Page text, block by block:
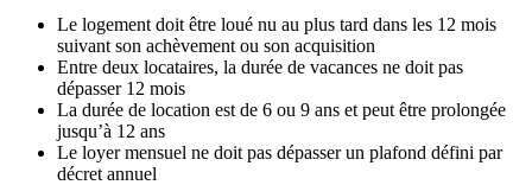
Le logement doit être loué nu au plus tard dans les 12 mois
suivant son achèvement ou son acquisition
Entre deux locataires, la durée de vacances ne doit pas
dépasser 12 mois
La durée de location est de 6 ou 9 ans et peut être prolongée
jusqu’à 12 ans
Le loyer mensuel ne doit pas dépasser un plafond défini par
décret annuel